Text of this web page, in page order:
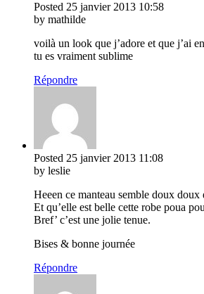
Posted 25 janvier 2013 10:58
by mathilde
voilà un look que j’adore et que j’ai
tu es vraiment sublime
Répondre
Posted 25 janvier 2013 11:08
by leslie
Heeen ce manteau semble doux
Et qu’elle est belle cette robe poua
Bref’ c’est une jolie tenue.
Bises & bonne journée
Répondre